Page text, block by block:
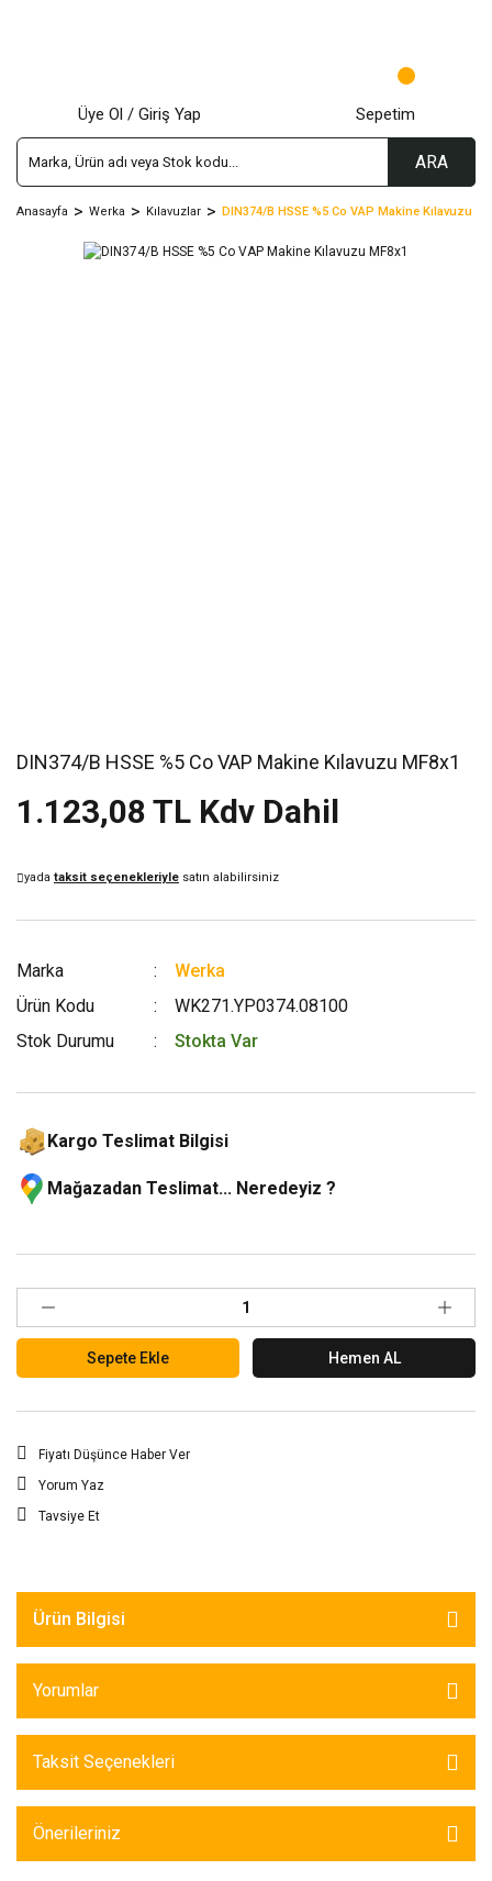
ARA
Üye Ol / Giriş Yap Sepetim
Anasayfa Werka Kılavuzlar DIN374/B HSSE %5 Co VAP Makine Kılavuzu
DIN374/B HSSE %5 Co VAP Makine Kılavuzu MF8x1
1.123,08 TL Kdv Dahil
yada taksit seçenekleriyle satın alabilirsiniz
Marka
Werka
Ürün Kodu
WK271.YP0374.08100
Stok Durumu
Stokta Var
Kargo Teslimat Bilgisi
Mağazadan Teslimat... Neredeyiz ?
Sepete Ekle Hemen AL
Fiyatı Düşünce Haber Ver
Yorum Yaz
Tavsiye Et
Ürün Bilgisi
Yorumlar
Taksit Seçenekleri
Önerileriniz